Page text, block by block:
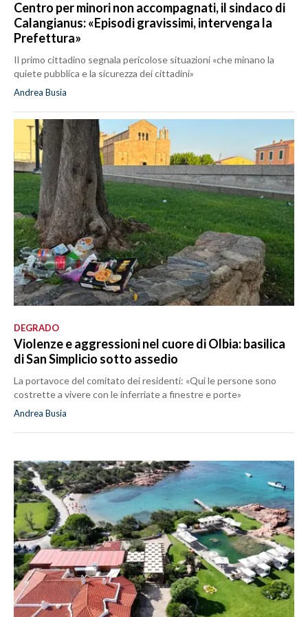
Centro per minori non accompagnati, il sindaco di
Calangianus: «Episodi gravissimi, intervenga la
Prefettura»
Il primo cittadino segnala pericolose situazioni «che minano la
quiete pubblica e la sicurezza dei cittadini»
Andrea Busia
DEGRADO
Violenze e aggressioni nel cuore di Olbia: basilica
di San Simplicio sotto assedio
La portavoce del comitato dei residenti: «Qui le persone sono
costrette a vivere con le inferriate a finestre e porte»
Andrea Busia